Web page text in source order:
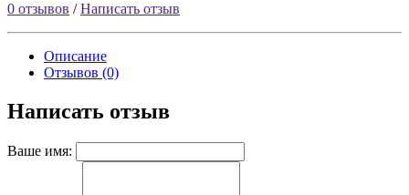
0 отзывов /Написать отзыв
Описание
Отзывов (0)
Написать отзыв
Ваше имя: